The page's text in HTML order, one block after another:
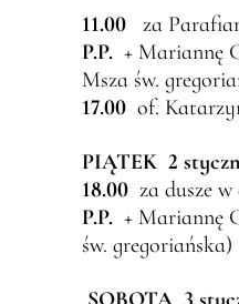
11.00
za
P.P. + Mariannę
Msza św.
17.00 of.
PIĄTEK 2
18.00 za dusze
P.P. + Mariannę
św. gregoriańska)